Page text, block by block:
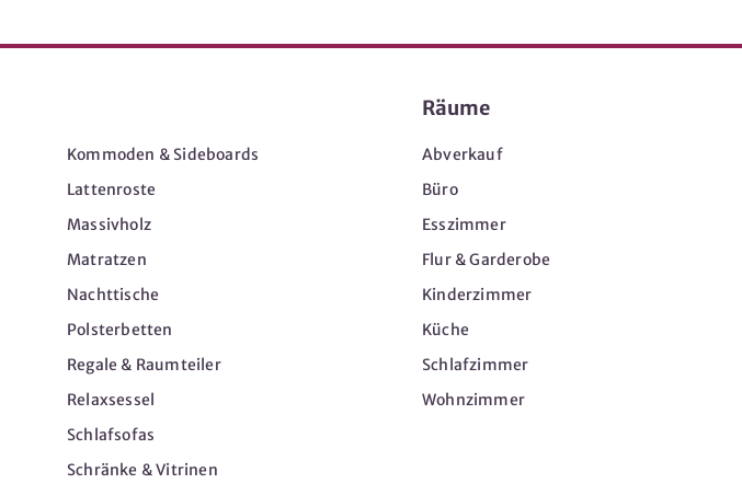
Kommoden & Sideboards
Lattenroste
Massivholz
Matratzen
Nachttische
Polsterbetten
Regale & Raumteiler
Relaxsessel
Schlafsofas
Schränke & Vitrinen
Räume
Abverkauf
Büro
Esszimmer
Flur & Garderobe
Kinderzimmer
Küche
Schlafzimmer
Wohnzimmer